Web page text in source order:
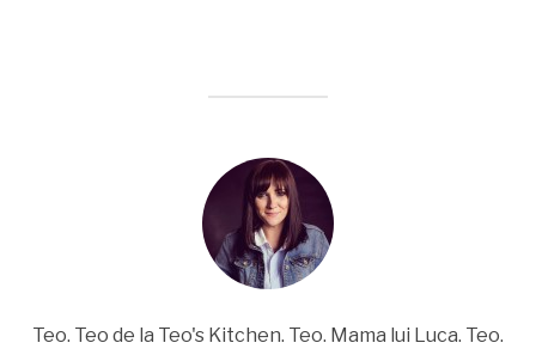
Teo. Teo de la Teo's Kitchen. Teo. Mama lui Luca. Teo.